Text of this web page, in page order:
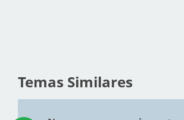
Temas Similares